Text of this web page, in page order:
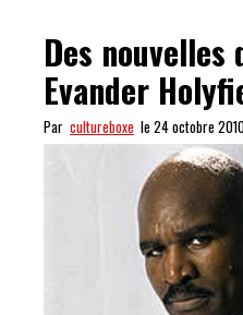
Des nouvelles
Evander
Par cultureboxe le 24 octobre